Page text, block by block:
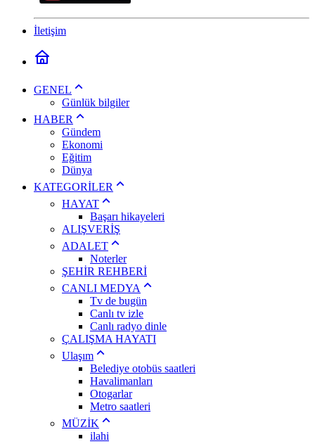
İletişim
GENEL
Günlük bilgiler
HABER
Gündem
Ekonomi
Eğitim
Dünya
KATEGORİLER
HAYAT
Başarı hikayeleri
ALIŞVERİŞ
ADALET
Noterler
ŞEHİR REHBERİ
CANLI MEDYA
Tv de bugün
Canlı tv izle
Canlı radyo dinle
ÇALIŞMA HAYATI
Ulaşım
Belediye otobüs saatleri
Havalimanları
Otogarlar
Metro saatleri
MÜZİK
ilahi